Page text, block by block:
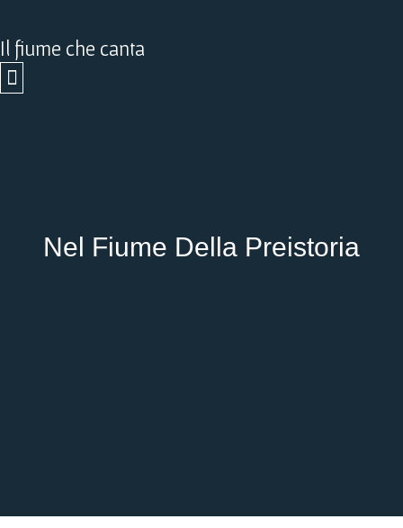
contenuto
Il fiume che canta
Nel Fiume Della Preistoria